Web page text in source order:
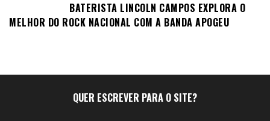
BATERISTA LINCOLN CAMPOS EXPLORA O
MELHOR DO ROCK NACIONAL COM A BANDA APOGEU
QUER ESCREVER PARA O SITE?